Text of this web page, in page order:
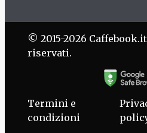
© 2015-2026
riservati.
Termini e
condizioni